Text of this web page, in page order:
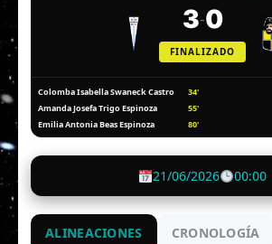
3-0
FINALIZADO
Colomba Isabella Swaneck Castro
34'
Amanda Josefa Trigo Espinoza
55'
Emilia Antonia Beas Espinoza
80'
21/06/2026 00:00
ALINEACIONES CRONOLOGÍA